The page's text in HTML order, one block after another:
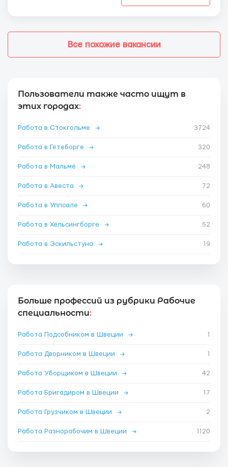
Все похожие вакансии
Пользователи также часто ищут в
этих городах:
Работа в Стокгольме → 3724
Работа в Гётеборге → 320
Работа в Мальмё → 248
Работа в Авеста → 72
Работа в Уппсале → 60
Работа в Хельсингборге → 52
Работа в Эскильстуна → 19
Больше профессий из рубрики Рабочие
специальности:
Работа Подсобником в Швеции → 1
Работа Дворником в Швеции → 1
Работа Уборщиком в Швеции → 42
Работа Бригадиром в Швеции → 17
Работа Грузчиком в Швеции → 2
Работа Разнорабочим в Швеции → 1120